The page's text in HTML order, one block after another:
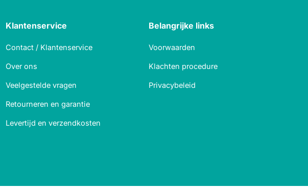
Klantenservice
Contact / Klantenservice
Over ons
Veelgestelde vragen
Retourneren en garantie
Levertijd en verzendkosten
Belangrijke links
Voorwaarden
Klachten procedure
Privacybeleid